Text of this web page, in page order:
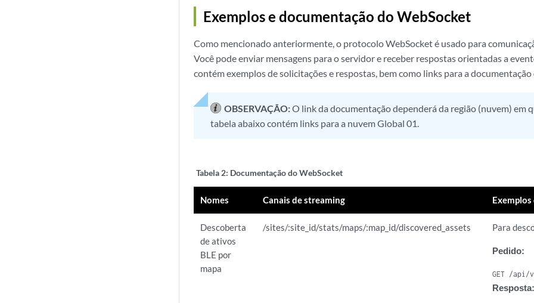
Exemplos e documentação do WebSocket
Como mencionado anteriormente, o protocolo WebSocket é usado para
Você pode enviar mensagens para o servidor e receber respostas orientadas a
contém exemplos de solicitações e respostas, bem como links para a
OBSERVAÇÃO:O link da documentação dependerá da região (nuvem) em
tabela abaixo contém links para a nuvem Global 01.
Tabela 2: Documentação do WebSocket
Nomes Canais de streaming Exemplos
Descoberta
de ativos
BLE por
mapa
/sites/:site_id/stats/maps/:map_id/discovered_assets Para
Pedido:
GET /api/
Resposta: